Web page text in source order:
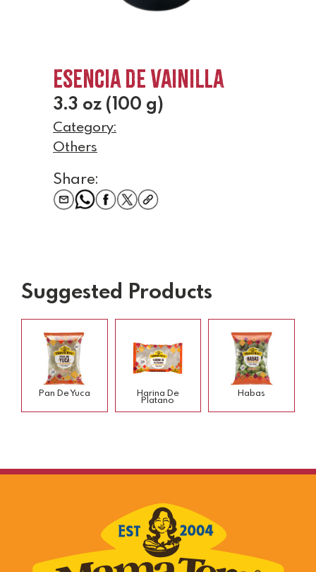
Esencia de Vainilla
3.3 oz (100 g)
Category:
Others
Share:
Suggested Products
Pan De Yuca Harina De
Platano
Habas